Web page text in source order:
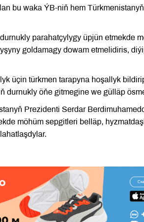
bu waka ÝB-niň hem
parahatçylygy üpjün etmekde
goldamagy dowam etmelidiris,
üçin türkmen tarapyna hoşallyk
öňe gitmegine we gülläp
Prezidenti Serdar
möhüm sepgitleri belläp,